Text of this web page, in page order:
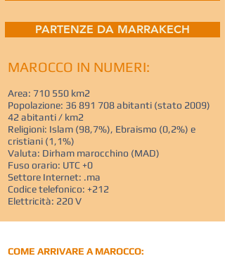
PARTENZE DA MARRAKECH
MAROCCO IN NUMERI:
Area: 710 550 km2
Popolazione: 36 891 708abitanti (stato 2009)
42 abitanti / km2
Religioni: Islam (98,7%), Ebraismo (0,2%) e
cristiani (1,1%)
Valuta: Dirham marocchino (MAD)
Fuso orario: UTC +0
Settore Internet: .ma
Codice telefonico: +212
Elettricità: 220 V
COME ARRIVARE A MAROCCO: